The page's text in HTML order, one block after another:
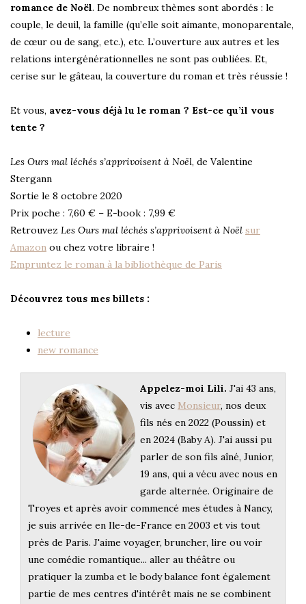
romance de Noël. De nombreux thèmes sont abordés : le
couple, le deuil, la famille (qu’elle soit aimante, monoparentale,
de cœur ou de sang, etc.), etc. L’ouverture aux autres et les
relations intergénérationnelles ne sont pas oubliées. Et,
cerise sur le gâteau, la couverture du roman et très réussie !
Et vous, avez-vous déjà lu le roman ? Est-ce qu’il vous
tente ?
Les Ours mal léchés s’apprivoisent à Noël, de Valentine
Stergann
Sortie le 8 octobre 2020
Prix poche : 7,60 € – E-book : 7,99 €
Retrouvez Les Ours mal léchés s’apprivoisent à Noël sur
Amazon ou chez votre libraire !
Empruntez le roman à la bibliothèque de Paris
Découvrez tous mes billets :
lecture
new romance
Appelez-moi Lili. J'ai 43 ans,
vis avec Monsieur, nos deux
fils nés en 2022 (Poussin) et
en 2024 (Baby A). J'ai aussi pu
parler de son fils aîné, Junior,
19 ans, qui a vécu avec nous en
garde alternée. Originaire de
Troyes et après avoir commencé mes études à Nancy,
je suis arrivée en Ile-de-France en 2003 et vis tout
près de Paris. J'aime voyager, bruncher, lire ou voir
une comédie romantique... aller au théâtre ou
pratiquer la zumba et le body balance font également
partie de mes centres d'intérêt mais ne se combinent